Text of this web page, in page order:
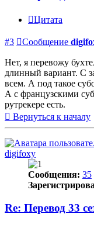
Цитата
#3 Сообщение
Нет, я перевожу
длинный вариант. С
всем. А под такое
А с французскими
рутрекере есть.
Вернуться к началу
digifoxy
Сообщения: 35
Re: Перевод 33